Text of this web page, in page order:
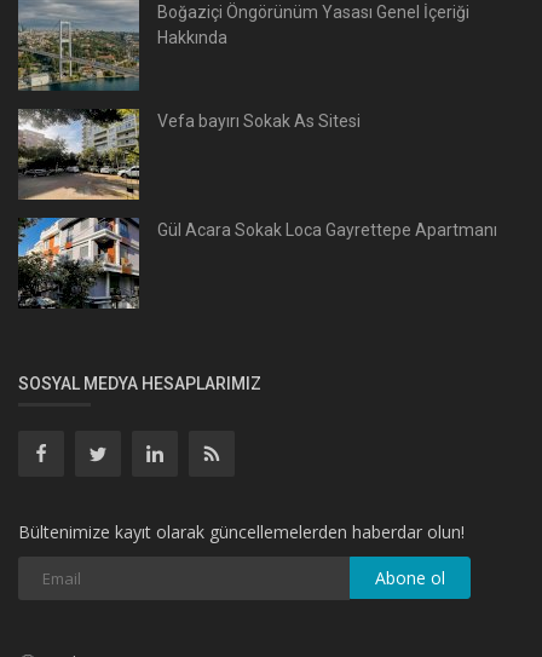
Boğaziçi Öngörünüm Yasası Genel İçeriği
Hakkında
Vefa bayırı Sokak As Sitesi
Gül Acara Sokak Loca Gayrettepe Apartmanı
SOSYAL MEDYA HESAPLARIMIZ
Bültenimize kayıt olarak güncellemelerden haberdar olun!
Abone ol